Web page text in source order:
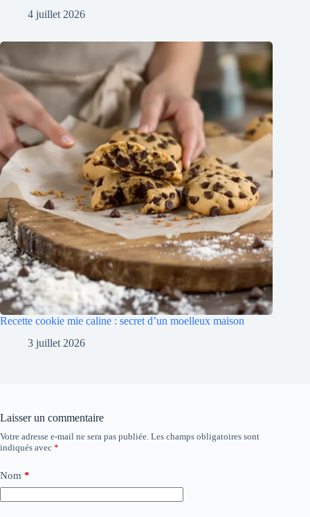
4 juillet 2026
Recette cookie mie caline : secret d’un moelleux maison
3 juillet 2026
Laisser un commentaire
Votre adresse e-mail ne sera pas publiée. Les champs obligatoires sont
indiqués avec *
Nom *